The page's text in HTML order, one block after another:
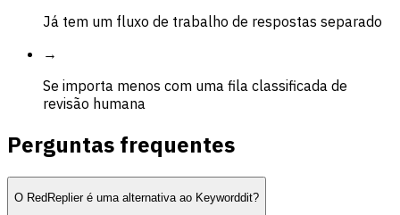
Já tem um fluxo de trabalho de respostas separado
→
Se importa menos com uma fila classificada de
revisão humana
Perguntas frequentes
O RedReplier é uma alternativa ao Keyworddit?